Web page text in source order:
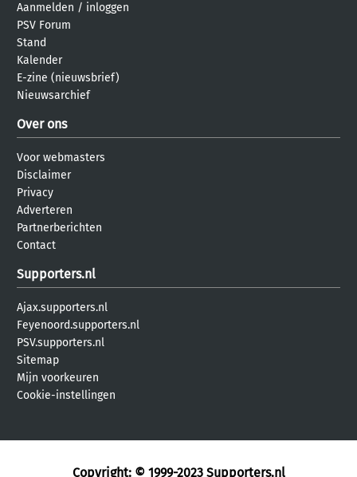
Aanmelden / inloggen
PSV Forum
Stand
Kalender
E-zine (nieuwsbrief)
Nieuwsarchief
Over ons
Voor webmasters
Disclaimer
Privacy
Adverteren
Partnerberichten
Contact
Supporters.nl
Ajax.supporters.nl
Feyenoord.supporters.nl
PSV.supporters.nl
Sitemap
Mijn voorkeuren
Cookie-instellingen
Copyright: © 1999-2023 Supporters.nl